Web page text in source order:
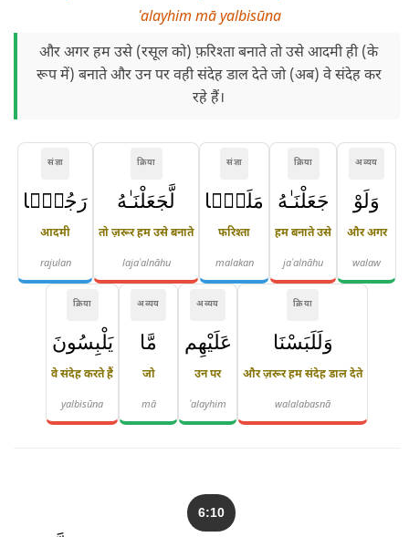
ʿalayhim mā yalbisūna
और अगर हम उसे (रसूल को) फ़रिश्ता बनाते तो उसे आदमी ही (के
रूप में) बनाते और उन पर वही संदेह डाल देते जो (अब) वे संदेह कर
रहे हैं।
अव्यय
وَلَوْ
और अगर
walaw
क्रिया
جَعَلْنَـٰهُ
हम बनाते उसे
jaʿalnāhu
संज्ञा
مَلَكًۭا
फरिश्ता
malakan
क्रिया
لَّجَعَلْنَـٰهُ
तो ज़रूर हम उसे बनाते
lajaʿalnāhu
संज्ञा
رَجُلًۭا
आदमी
rajulan
क्रिया
وَلَلَبَسْنَا
और ज़रूर हम संदेह डाल देते
walalabasnā
अव्यय
عَلَيْهِم
उन पर
ʿalayhim
अव्यय
مَّا
जो
mā
क्रिया
يَلْبِسُونَ
वे संदेह करते हैं
yalbisūna
6:10